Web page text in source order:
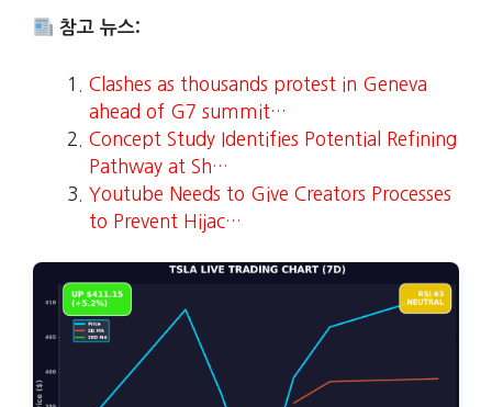
참고 뉴스:
Clashes as thousands protest in Geneva
ahead of G7 summit…
Concept Study Identifies Potential Refining
Pathway at Sh…
Youtube Needs to Give Creators Processes
to Prevent Hijac…